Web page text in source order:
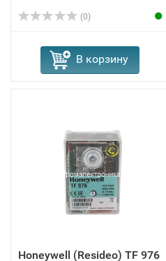
(0)
В корзину
Honeywell (Resideo) TF 976